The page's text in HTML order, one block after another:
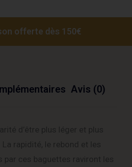
offerte dès 150€
Avis (0)